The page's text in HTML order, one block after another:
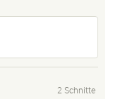
2 Schnitte